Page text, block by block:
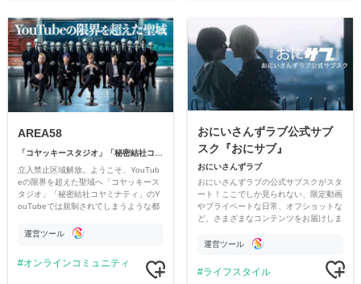
AREA58
立入禁止区域解放。ようこそ、YouTub
eの限界を超えた聖域へ「コヤッキース
タジオ」「秘密結社コヤミナティ」のY
ouTubeでは規制されてしまうような都
公開。
運営ツール
オンラインコミュニティ
おにいさんずラブ公式サブ
スク『おにサブ』
おにいさんずラブ
おにいさんずラブの公式サブスクがスタ
ート！ここでしか見られない、限定動画
やプライベートな日常、オフショットな
ど、さまざまなコンテンツをお届けしま
運営ツール
ライフスタイル